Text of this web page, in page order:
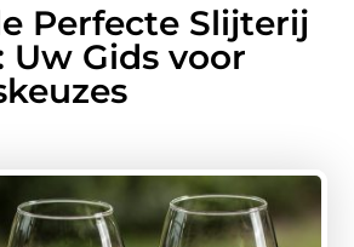
Perfecte Slijterij
Uw Gids voor